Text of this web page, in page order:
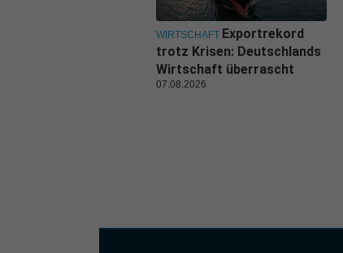
WIRTSCHAFT Exportrekord
trotz Krisen: Deutschlands
Wirtschaft überrascht
07.08.2026